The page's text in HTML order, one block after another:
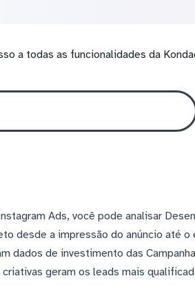
a todas as funcionalidades da
Ads, você pode analisar
desde a impressão do anúncio até
dados de investimento das
geram os leads mais